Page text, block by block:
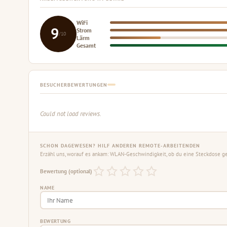
9/10
WiFi
Strom
Lärm
Gesamt
BESUCHERBEWERTUNGEN
Could not load reviews.
SCHON DAGEWESEN? HILF ANDEREN REMOTE-ARBEITENDEN
Erzähl uns, worauf es ankam: WLAN-Geschwindigkeit, ob du eine
Bewertung (optional)
NAME
BEWERTUNG